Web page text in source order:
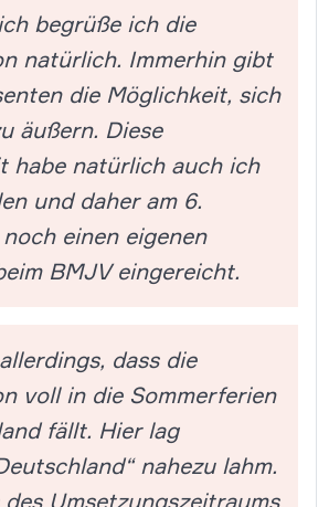
begrüße ich die
natürlich. Immerhin gibt
die Möglichkeit, sich
äußern. Diese
habe natürlich auch ich
und daher am 6.
einen eigenen
BMJV eingereicht.
dass die
voll in die Sommerferien
fällt. Hier lag
nahezu lahm.
Umsetzungszeitraums